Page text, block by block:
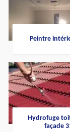
Peintre
Hydrofuge
façade